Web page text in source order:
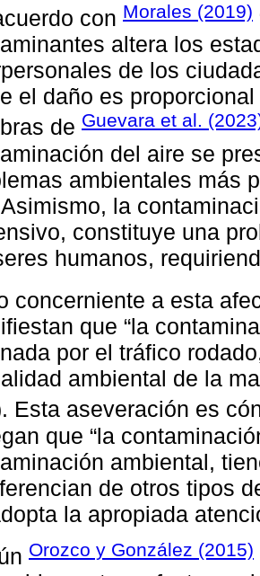
con Morales (2019)
altera los
de los
el daño es
de Guevara et al.
del aire se
ambientales más
la
constituye una
humanos,
concerniente a esta
que “la
por el tráfico
ambiental de la
Esta aseveración es
que “la
ambiental,
de otros tipos
la apropiada
Orozco y González (2015)